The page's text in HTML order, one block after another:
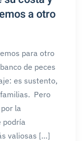
a otro
para otro
de peces
es sustento,
Pero
la
podría
valiosas […]